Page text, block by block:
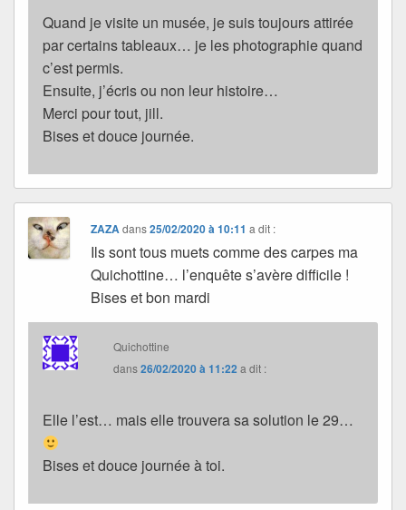
Quand je visite un musée, je suis toujours attirée
par certains tableaux… je les photographie quand
c’est permis.
Ensuite, j’écris ou non leur histoire…
Merci pour tout, jill.
Bises et douce journée.
ZAZAdans25/02/2020 à 10:11 a dit :
Ils sont tous muets comme des carpes ma
Quichottine… l’enquête s’avère difficile !
Bises et bon mardi
Quichottine
dans26/02/2020 à 11:22 a dit :
Elle l’est… mais elle trouvera sa solution le 29…
Bises et douce journée à toi.